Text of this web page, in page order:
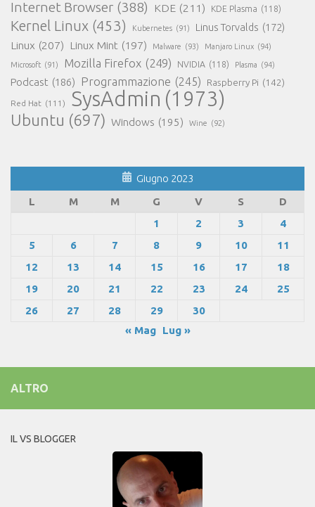
Internet Browser (388) KDE (211) KDE Plasma (118)
Kernel Linux (453) Kubernetes (91) Linus Torvalds (172)
Linux (207) Linux Mint (197) Malware (93) Manjaro Linux (94)
Microsoft (91) Mozilla Firefox (249) NVIDIA (118) Plasma (94)
Podcast (186) Programmazione (245) Raspberry Pi (142)
Red Hat (111) SysAdmin (1973)
Ubuntu (697) Windows (195) Wine (92)
Giugno 2023
L
M M G V S
D
1
2 3
4
5
6 7 8 9 10
11
12
13 14 15 16 17
18
19
20 21 22 23 24
25
26
27 28 29
30
« Mag
Lug »
ALTRO
IL VS BLOGGER